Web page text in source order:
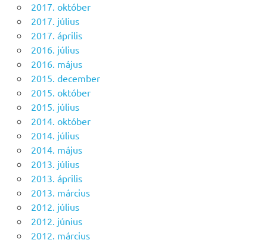
2017. október
2017. július
2017. április
2016. július
2016. május
2015. december
2015. október
2015. július
2014. október
2014. július
2014. május
2013. július
2013. április
2013. március
2012. július
2012. június
2012. március